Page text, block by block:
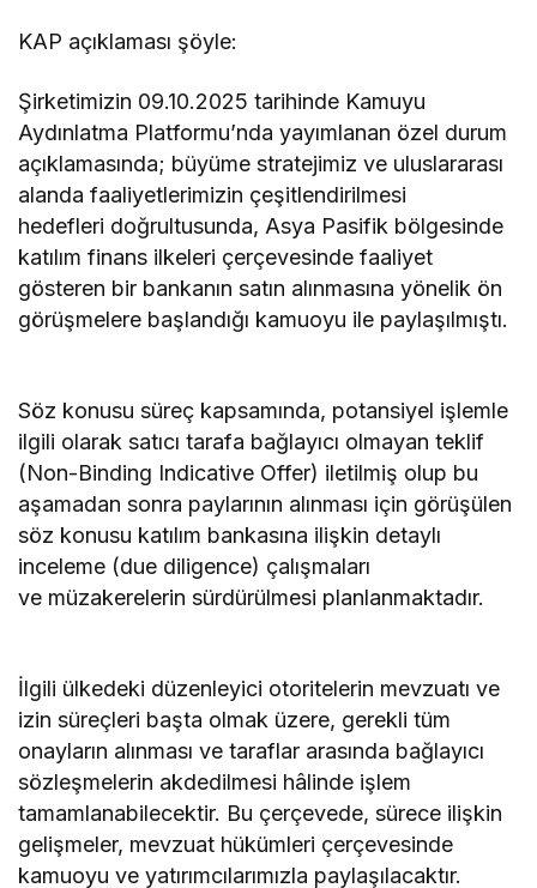
KAP açıklaması şöyle:
Şirketimizin 09.10.2025 tarihinde Kamuyu
Aydınlatma Platformu’nda yayımlanan özel durum
açıklamasında; büyüme stratejimiz ve uluslararası
alanda faaliyetlerimizin çeşitlendirilmesi
hedefleri doğrultusunda, Asya Pasifik bölgesinde
katılım finans ilkeleri çerçevesinde faaliyet
gösteren bir bankanın satın alınmasına yönelik ön
görüşmelere başlandığı kamuoyu ile paylaşılmıştı.
Söz konusu süreç kapsamında, potansiyel işlemle
ilgili olarak satıcı tarafa bağlayıcı olmayan teklif
(Non-Binding Indicative Offer) iletilmiş olup bu
aşamadan sonra paylarının alınması için görüşülen
söz konusu katılım bankasına ilişkin detaylı
inceleme (due diligence) çalışmaları
ve müzakerelerin sürdürülmesi planlanmaktadır.
İlgili ülkedeki düzenleyici otoritelerin mevzuatı ve
izin süreçleri başta olmak üzere, gerekli tüm
onayların alınması ve taraflar arasında bağlayıcı
sözleşmelerin akdedilmesi hâlinde işlem
tamamlanabilecektir. Bu çerçevede, sürece ilişkin
gelişmeler, mevzuat hükümleri çerçevesinde
kamuoyu ve yatırımcılarımızla paylaşılacaktır.